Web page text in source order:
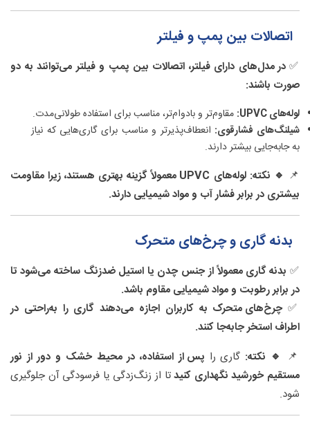
اتصالات بین پمپ و فیلتر
✅در مدل‌های دارای فیلتر، اتصالات بین پمپ و فیلتر می‌توانند به دو
صورت باشند:
لوله‌های UPVC:
مقاوم‌تر و بادوام‌تر، مناسب برای استفاده طولانی‌مدت.
شیلنگ‌های فشارقوی: انعطاف‌پذیرتر و مناسب برای گاری‌هایی که نیاز
به جابه‌جایی بیشتر دارند.
📌 🔹 نکته:
لوله‌های UPVC معمولاً گزینه بهتری هستند، زیرا مقاومت
بیشتری در برابر فشار آب و مواد شیمیایی دارند.
بدنه گاری و چرخ‌های متحرک
✅ بدنه گاری معمولاً از جنس چدن یا استیل ضدزنگ ساخته می‌شود تا
در برابر رطوبت و مواد شیمیایی مقاوم باشد.
✅ چرخ‌های متحرک به کاربران اجازه می‌دهند گاری را به‌راحتی در
اطراف استخر جابه‌جا کنند.
📌 🔹 نکته: گاری را پس از استفاده، در محیط خشک و دور از نور
مستقیم خورشید نگهداری کنیدتا از زنگ‌زدگی یا فرسودگی آن جلوگیری
شود.